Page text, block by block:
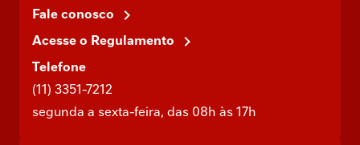
Fale conosco
Acesse o Regulamento
Telefone
(11) 3351-7212
segunda a sexta-feira, das 08h às 17h